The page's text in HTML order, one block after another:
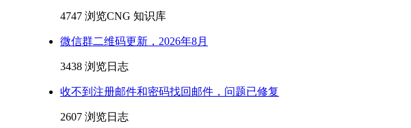
4747 浏览CNG 知识库
微信群二维码更新，2026年8月
3438 浏览日志
收不到注册邮件和密码找回邮件，问题已修复
2607 浏览日志